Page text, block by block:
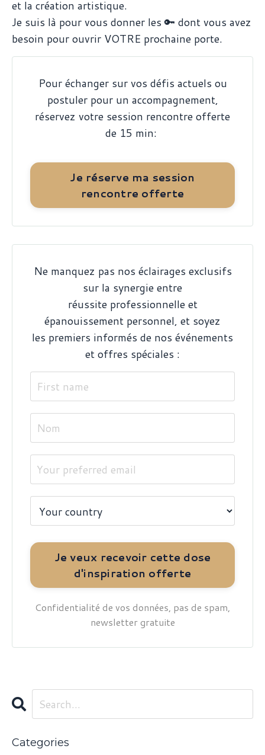
et la création artistique.
Je suis là pour vous donner les 🔑 dont vous avez
besoin pour ouvrir VOTRE prochaine porte.
Pour échanger sur vos défis actuels ou
postuler pour un accompagnement,
réservez votre session rencontre offerte
de 15 min:
Je réserve ma session
rencontre offerte
Ne manquez pas nos éclairages exclusifs
sur la synergie entre
réussite professionnelle et
épanouissement personnel, et soyez
les premiers informés de nos événements
et offres spéciales :
Confidentialité de vos données, pas de spam,
newsletter gratuite
Categories